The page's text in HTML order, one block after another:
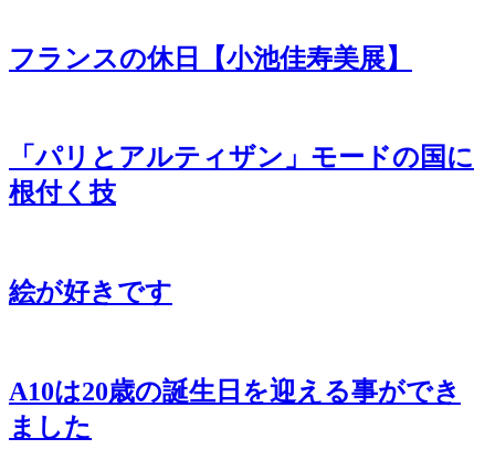
フランスの休日【小池佳寿美展】
「パリとアルティザン」モードの国に
根付く技
絵が好きです
A10は20歳の誕生日を迎える事ができ
ました